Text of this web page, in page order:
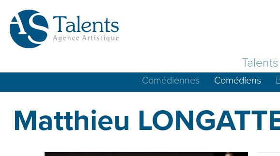
Talents
Comédiennes Comédiens
Matthieu